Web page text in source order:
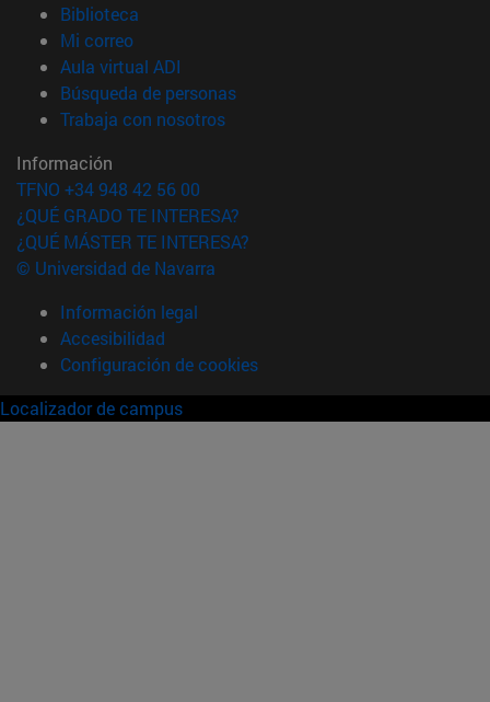
Biblioteca
Mi correo(abre en nueva ventana)
Aula virtual ADI
Búsqueda de personas(abre en nueva ventana)
Trabaja con nosotros(abre en nueva ventana)
Información
TFNO +34 948 42 56 00
¿QUÉ GRADO TE INTERESA?
¿QUÉ MÁSTER TE INTERESA?
© Universidad de Navarra
Información legal
Accesibilidad
Configuración de cookies
Localizador de campus